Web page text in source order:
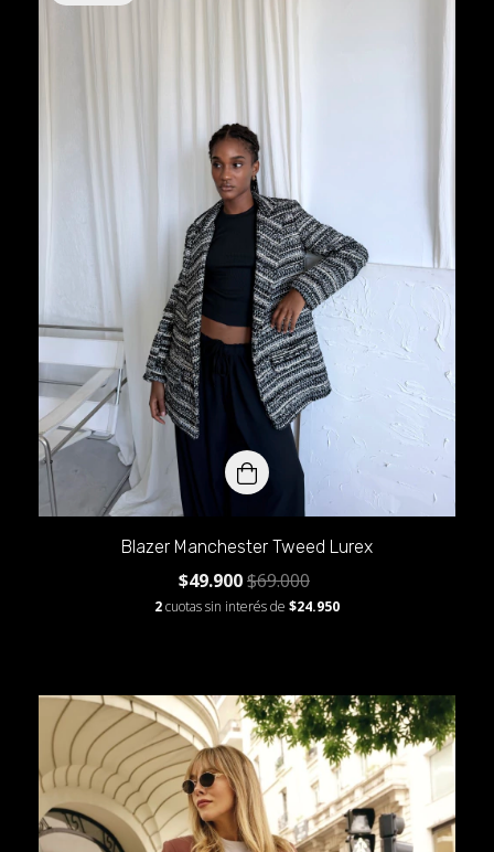
Blazer Manchester Tweed Lurex
$49.900$69.000
2cuotas sin interés de $24.950